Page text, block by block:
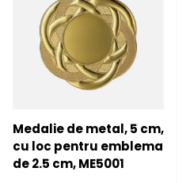
Medalie de metal, 5 cm,
cu loc pentru emblema
de 2.5 cm, ME5001